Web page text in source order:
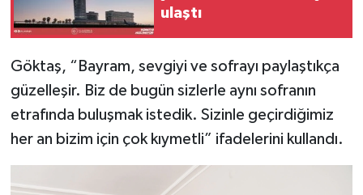
ulaştı
Göktaş, “Bayram, sevgiyi ve sofrayı paylaştıkça
güzelleşir. Biz de bugün sizlerle aynı sofranın
etrafında buluşmak istedik. Sizinle geçirdiğimiz
her an bizim için çok kıymetli” ifadelerini kullandı.